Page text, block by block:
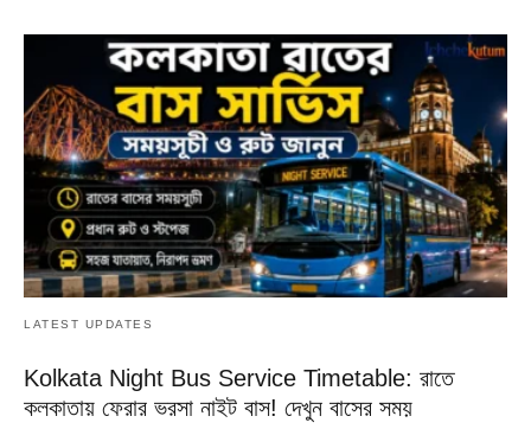
LATEST UPDATES
Kolkata Night Bus Service Timetable: রাতে
কলকাতায় ফেরার ভরসা নাইট বাস! দেখুন বাসের সময়